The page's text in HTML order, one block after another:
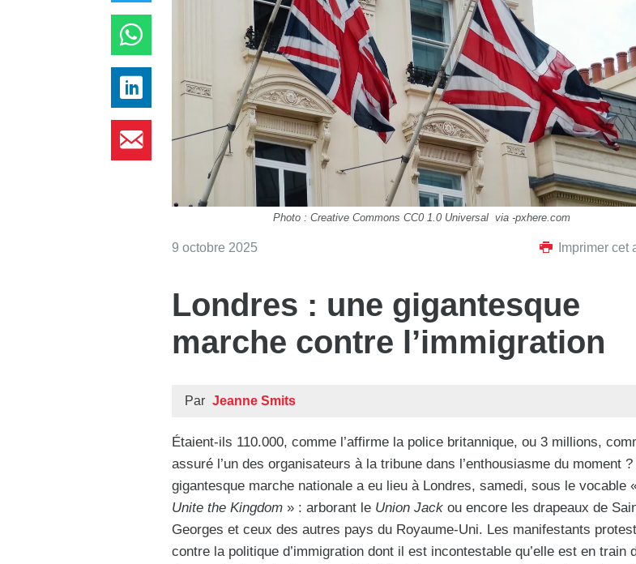
Photo : Creative Commons CC0 1.0 Universal via -pxhere.com
9 octobre 2025 Imprimer cet
Londres : une gigantesque
marche contre l’immigration
Par Jeanne Smits
Étaient-ils 110.000, comme l’affirme la police britannique, ou 3 millions,
assuré l’un des organisateurs à la tribune dans l’enthousiasme du moment ?
gigantesque marche nationale a eu lieu à Londres, samedi, sous le vocable
Unite the Kingdom » : arborant leUnion Jackou encore les drapeaux de
Georges et ceux des autres pays du Royaume-Uni. Les manifestants
contre la politique d’immigration dont il est incontestable qu’elle est en train